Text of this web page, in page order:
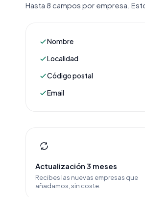
Hasta 8 campos por empresa.
Nombre
Localidad
Código postal
Email
Actualización 3 meses
Recibes las nuevas empresas que
añadamos, sin coste.